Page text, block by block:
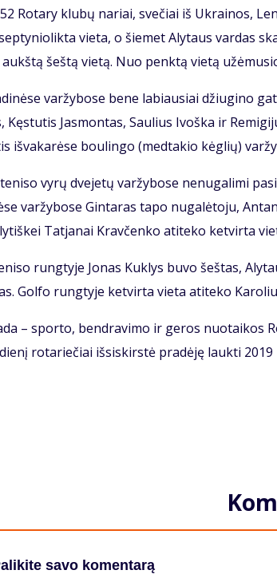
Ro­ta­ry klu­bų na­riai, sve­čiai iš Uk­rai­nos,
vie­ta, o šie­met Aly­taus var­das
aukš­tą šeš­tą vie­tą. Nuo penk­tą vie­tą
var­žy­bo­se be­ne la­biau­siai džiu­gi­no
Kęs­tu­tis Jas­mon­tas, Sau­lius Ivoš­ka ir
iš­va­ka­rė­se bou­lin­go (med­ta­kio kėg­lių)
vy­rų dve­je­tų var­žy­bo­se ne­nu­ga­li­mi
var­žy­bo­se Gin­ta­ras ta­po nu­ga­lė­to­ju,
Tat­ja­nai Krav­čen­ko ati­te­ko ket­vir­ta
rung­ty­je Jo­nas Kuk­lys bu­vo šeš­tas,
Gol­fo rung­ty­je ket­vir­ta vie­ta ati­te­ko
– spor­to, ben­dra­vi­mo ir ge­ros nuo­tai­kos
ro­ta­rie­čiai iš­si­skirs­tė pra­dė­ję lauk­ti
savo komentarą